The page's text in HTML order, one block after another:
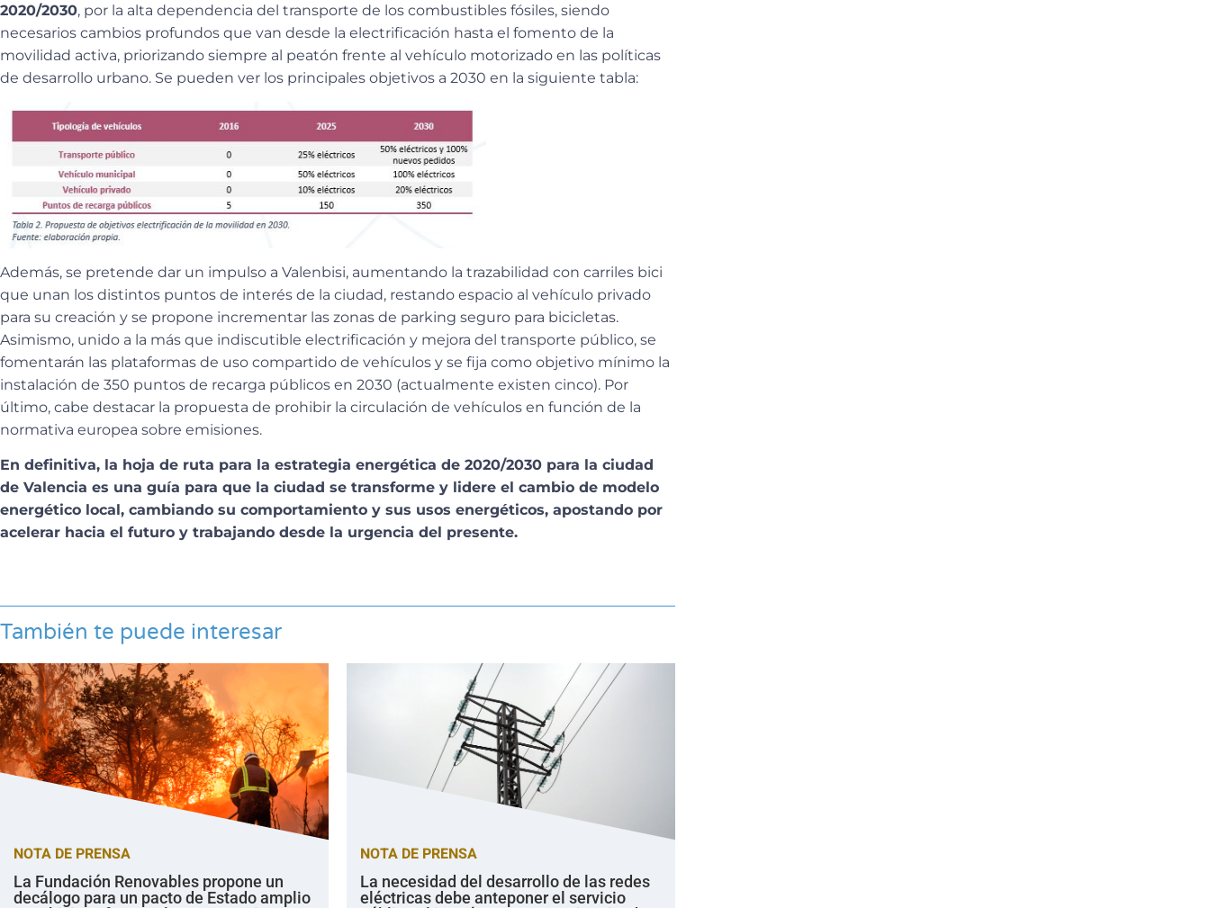
2020/2030, por la alta dependencia del transporte de los combustibles fósiles, siendo
necesarios cambios profundos que van desde la electrificación hasta el fomento de la
movilidad activa, priorizando siempre al peatón frente al vehículo motorizado en las políticas
de desarrollo urbano. Se pueden ver los principales objetivos a 2030 en la siguiente tabla:
Además, se pretende dar un impulso a Valenbisi, aumentando la trazabilidad con carriles bici
que unan los distintos puntos de interés de la ciudad, restando espacio al vehículo privado
para su creación y se propone incrementar las zonas de parking seguro para bicicletas.
Asimismo, unido a la más que indiscutible electrificación y mejora del transporte público, se
fomentarán las plataformas de uso compartido de vehículos y se fija como objetivo mínimo la
instalación de 350 puntos de recarga públicos en 2030 (actualmente existen cinco). Por
último, cabe destacar la propuesta de prohibir la circulación de vehículos en función de la
normativa europea sobre emisiones.
En definitiva, la hoja de ruta para la estrategia energética de 2020/2030 para la ciudad
de Valencia es una guía para que la ciudad se transforme y lidere el cambio de modelo
energético local, cambiando su comportamiento y sus usos energéticos, apostando por
acelerar hacia el futuro y trabajando desde la urgencia del presente.
También te puede interesar
NOTA DE PRENSA
La Fundación Renovables propone un
decálogo para un pacto de Estado amplio
NOTA DE PRENSA
La necesidad del desarrollo de las redes
eléctricas debe anteponer el servicio